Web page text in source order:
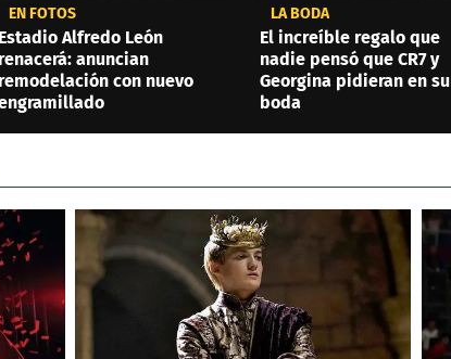
EN FOTOS
Estadio Alfredo León
renacerá: anuncian
remodelación con nuevo
LA BODA
El increíble regalo que
nadie pensó que CR7 y
Georgina pidieran en su
boda